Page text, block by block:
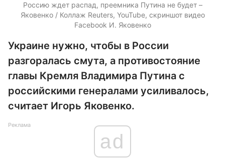
Россию ждет распад, преемника Путина не будет –
Яковенко / Коллаж Reuters, YouTube, скриншот видео
Facebook И. Яковенко
Украине нужно, чтобы в России
разгоралась смута, а противостояние
главы Кремля Владимира Путина с
российскими генералами усиливалось,
считает Игорь Яковенко.
Реклама
ad